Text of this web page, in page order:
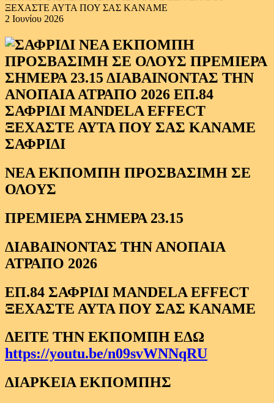
ΞΕΧΑΣΤΕ ΑΥΤΑ ΠΟΥ ΣΑΣ ΚΑΝΑΜΕ
2 Ιουνίου 2026
ΣΑΦΡΙΔΙ
ΝΕΑ ΕΚΠΟΜΠΗ ΠΡΟΣΒΑΣΙΜΗ ΣΕ
ΟΛΟΥΣ
ΠΡΕΜΙΕΡΑ ΣΗΜΕΡΑ 23.15
ΔΙΑΒΑΙΝΟΝΤΑΣ ΤΗΝ ΑΝΟΠΑΙΑ
ΑΤΡΑΠΟ 2026
ΕΠ.84 ΣΑΦΡΙΔΙ MANDELA EFFECT
ΞΕΧΑΣΤΕ ΑΥΤΑ ΠΟΥ ΣΑΣ ΚΑΝΑΜΕ
ΔΕΙΤΕ ΤΗΝ ΕΚΠΟΜΠΗ ΕΔΩ
https://youtu.be/n09svWNNqRU
ΔΙΑΡΚΕΙΑ ΕΚΠΟΜΠΗΣ